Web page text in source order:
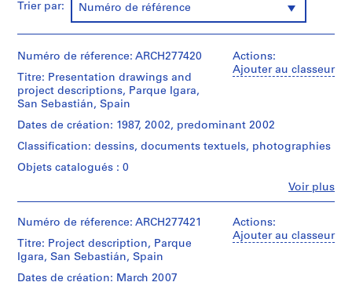
p
s
c
i
n
a
c
b
e
r
t
a
Trier par: Numéro de référence
Actions:
Ajouter au classeur
Voir plus
Numéro de réference: ARCH277420
Titre: Presentation drawings and
project descriptions, Parque Igara,
San Sebastián, Spain
Dates de création: 1987, 2002, predominant 2002
Classification: dessins, documents textuels, photographies
Objets catalogués : 0
institutions:
&
Herreros
(architectural
Actions:
Ajouter au classeur
Numéro de réference: ARCH277421
Titre: Project description, Parque
Igara, San Sebastián, Spain
Dates de création: March 2007